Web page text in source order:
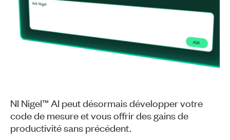
NI Nigel™ AI peut désormais développer votre
code de mesure et vous offrir des gains de
productivité sans précédent.